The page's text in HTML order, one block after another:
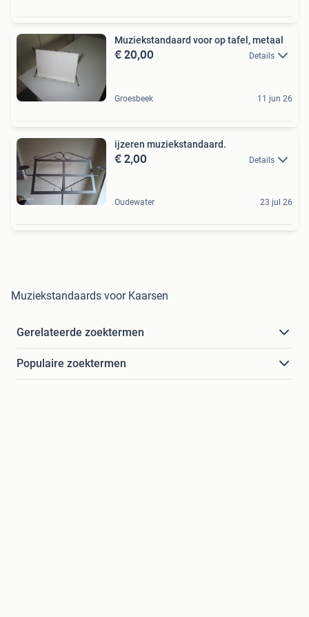
Muziekstandaard voor op tafel, metaal
€ 20,00 Details
Groesbeek 11 jun 26
ijzeren muziekstandaard.
€ 2,00 Details
Oudewater 23 jul 26
Muziekstandaards voor Kaarsen
Gerelateerde zoektermen
Populaire zoektermen